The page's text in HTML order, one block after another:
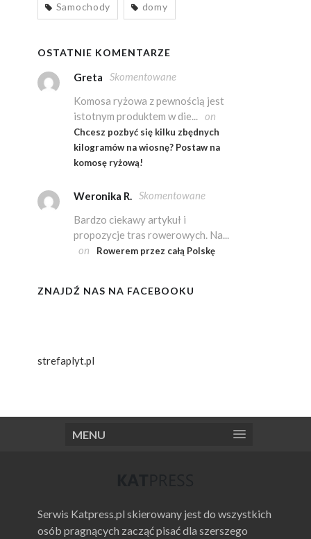
Samochody domy
OSTATNIE KOMENTARZE
Greta
Skomentowane
Komosa ryżowa z pewnością jest
istotnym produktem w die... on
Chcesz pozbyć się kilku zbędnych
kilogramów na wiosnę? Postaw na
komosę ryżową!
Weronika R. Skomentowane
Bardzo ciekawy artykuł i
propozycje tras rowerowych. Na...
on
Rowerem przez całą Polskę
ZNAJDŹ NAS NA FACEBOOKU
strefaplyt.pl
MENU
Serwis Katpress.pl skierowany jest do wszystkich
osób pragnących zacząć pisać dla szerszego